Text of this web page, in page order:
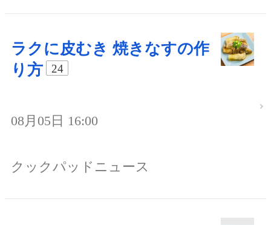
ラクに皮むき 焼きなすの作
り方
24
08月05日 16:00
クックパッドニュース